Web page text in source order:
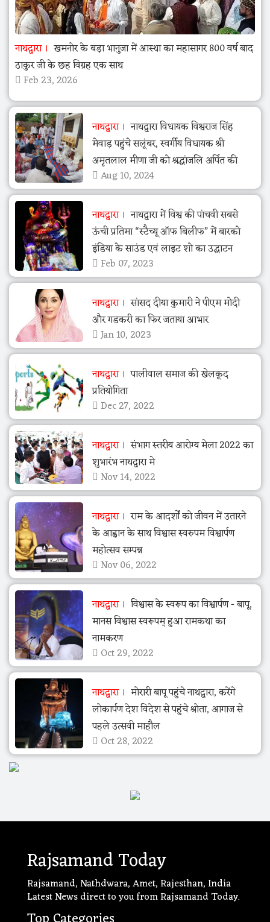
नाथद्वारा
खमनोर के बड़ा भानुजा में आस्था का महासागर 800 वर्ष बाद
ठाकुर जी के छह विग्रह एक साथ
Feb 23, 2026
नाथद्वारा
नाथद्वारा विधायक विश्वराज सिंह
मेवाड़ पहुंचे सलूंबर, स्वर्गीय विधायक श्री
अमृतलाल मीणा जी को श्रद्धांजलि अर्पित की
Aug 10, 2024
नाथद्वारा
नाथद्वारा में विश्व की पांचवी सबसे
ऊंची प्रतिमा “स्टैच्यू ऑफ बिलीफ” में बारको
इंडिया के साउंड एवं लाइट शो का उद्घाटन
Feb 07, 2023
नाथद्वारा
सांसद दीया कुमारी ने पीएम मोदी
और गडकरी का फिर जताया आभार
Jan 10, 2023
नाथद्वारा
पालीवाल समाज की खेलकूद
प्रतियोगिता
Dec 27, 2022
नाथद्वारा
संभाग स्तरीय आरोग्य मेला 2022 का
शुभारंभ नाथद्वारा मे
Nov 14, 2022
नाथद्वारा
राम के आदर्शों को जीवन में उतारने
के आह्वान के साथ विश्वास स्वरुपम विश्वार्पण
महोत्सव सम्पन्न
Nov 06, 2022
नाथद्वारा
विश्वास के स्वरूप का विश्वार्पण - बापू,
मानस विश्वास स्वरूपम् हुआ रामकथा का
नामकरण
Oct 29, 2022
नाथद्वारा
मोरारी बापू पहुंचे नाथद्वारा, करेंगे
लोकार्पण देश विदेश से पहुंचे श्रोता, आगाज से
पहले उत्सवी माहौल
Oct 28, 2022
Rajsamand Today
Rajsamand, Nathdwara, Amet, Rajesthan, India
Latest News direct to you from Rajsamand Today.